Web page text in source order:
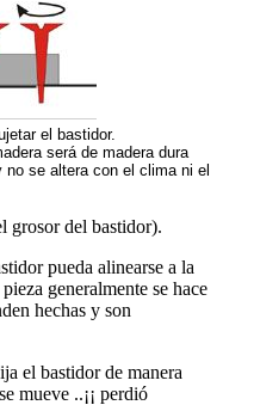
el bastidor.
será de madera dura
se altera con el clima ni el
grosor del bastidor).
pueda alinearse a la
generalmente se hace
hechas y son
el bastidor de manera
mueve ..¡¡ perdió